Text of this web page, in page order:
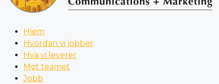
Hjem
Hvordan vi jobber
Hva vi leverer
Møt teamet
Jobb